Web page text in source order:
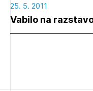
25. 5. 2011
Vabilo na